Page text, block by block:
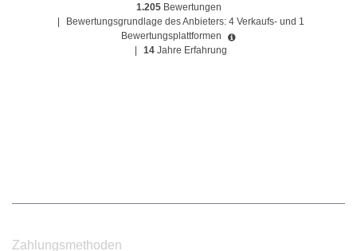
1.205 Bewertungen
Bewertungsgrundlage des Anbieters: 4 Verkaufs- und 1
Bewertungsplattformen
14 Jahre Erfahrung
Zahlungsmethoden